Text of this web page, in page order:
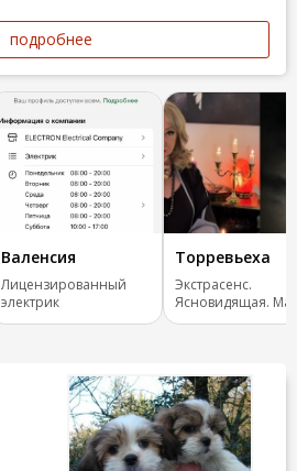
подробнее
Валенсия
Лицензированный
электрик
Торревьеха
Экстрасенс.
Ясновидящая.
Испания, все